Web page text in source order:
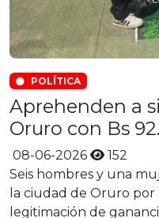
POLÍTICA
Aprehenden a
Oruro con Bs
08-06-2026
152
Seis hombres y una
la ciudad de Oruro
legitimación de